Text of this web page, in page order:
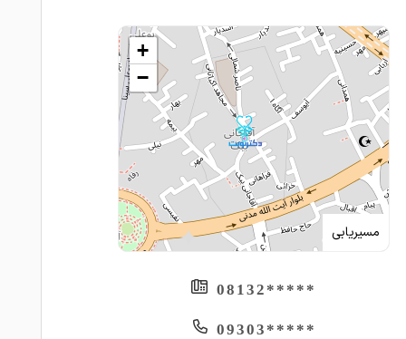
مسیریابی
+
−
*****08132
*****09303